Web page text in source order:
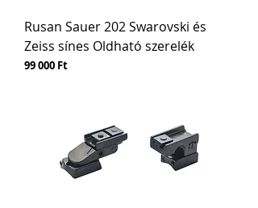
Rusan Sauer 202 Swarovski és
Zeiss sínes Oldható szerelék
Ár
99 000 Ft